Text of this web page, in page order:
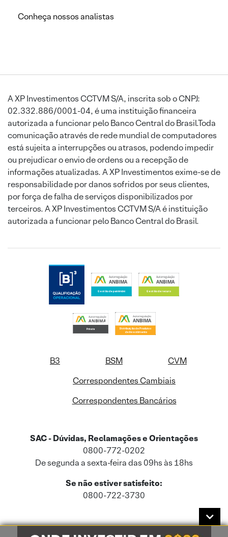
Conheça nossos analistas
A XP Investimentos CCTVM S/A, inscrita sob o CNPJ:
02.332.886/0001-04, é uma instituição financeira
autorizada a funcionar pelo Banco Central do Brasil.Toda
comunicação através de rede mundial de computadores
está sujeita a interrupções ou atrasos, podendo impedir
ou prejudicar o envio de ordens ou a recepção de
informações atualizadas. A XP Investimentos exime-se de
responsabilidade por danos sofridos por seus clientes,
por força de falha de serviços disponibilizados por
terceiros. A XP Investimentos CCTVM S/A é instituição
autorizada a funcionar pelo Banco Central do Brasil.
B3 BSM
CVM
Correspondentes Cambiais
Correspondentes Bancários
SAC - Dúvidas, Reclamações e Orientações
0800-772-0202
De segunda a sexta-feira das 09hs às 18hs
Se não estiver satisfeito:
0800-722-3730